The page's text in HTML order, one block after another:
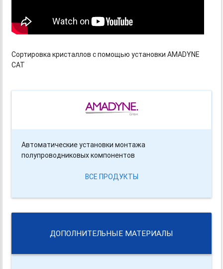
Сортировка кристаллов с помощью установки AMADYNE
CAT
Автоматические установки монтажа
полупроводниковых компонентов
ВСЕ ПРОДУКТЫ
ДОПОЛНИТЕЛЬНЫЕ МАТЕРИАЛЫ